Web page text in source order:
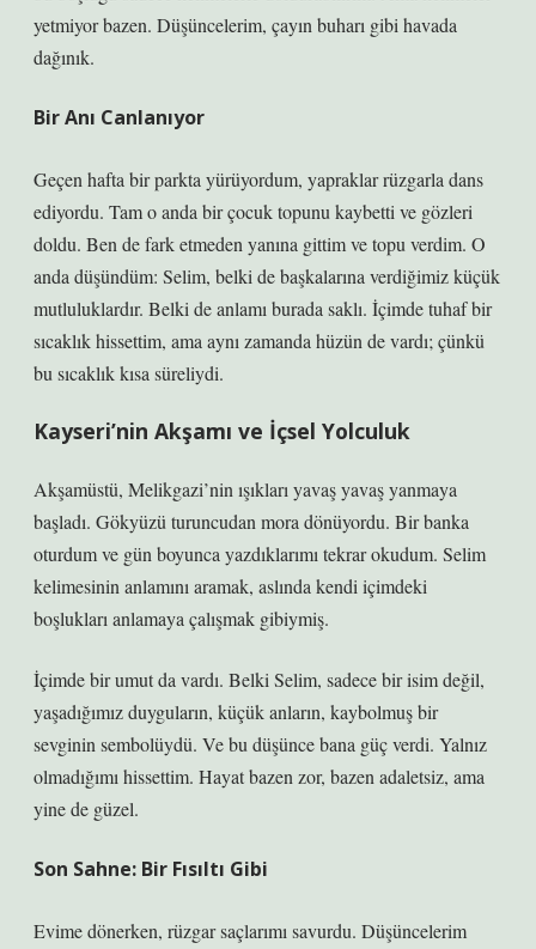
yetmiyor bazen. Düşüncelerim, çayın buharı gibi havada
dağınık.
Bir Anı Canlanıyor
Geçen hafta bir parkta yürüyordum, yapraklar rüzgarla dans
ediyordu. Tam o anda bir çocuk topunu kaybetti ve gözleri
doldu. Ben de fark etmeden yanına gittim ve topu verdim. O
anda düşündüm: Selim, belki de başkalarına verdiğimiz küçük
mutluluklardır. Belki de anlamı burada saklı. İçimde tuhaf bir
sıcaklık hissettim, ama aynı zamanda hüzün de vardı; çünkü
bu sıcaklık kısa süreliydi.
Kayseri’nin Akşamı ve İçsel Yolculuk
Akşamüstü, Melikgazi’nin ışıkları yavaş yavaş yanmaya
başladı. Gökyüzü turuncudan mora dönüyordu. Bir banka
oturdum ve gün boyunca yazdıklarımı tekrar okudum. Selim
kelimesinin anlamını aramak, aslında kendi içimdeki
boşlukları anlamaya çalışmak gibiymiş.
İçimde bir umut da vardı. Belki Selim, sadece bir isim değil,
yaşadığımız duyguların, küçük anların, kaybolmuş bir
sevginin sembolüydü. Ve bu düşünce bana güç verdi. Yalnız
olmadığımı hissettim. Hayat bazen zor, bazen adaletsiz, ama
yine de güzel.
Son Sahne: Bir Fısıltı Gibi
Evime dönerken, rüzgar saçlarımı savurdu. Düşüncelerim